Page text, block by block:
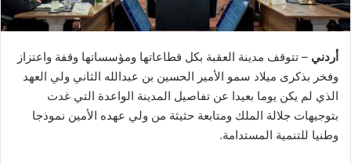
أردني – تتوقف مدينة العقبة بكل قطاعاتها ومؤسساتها وقفة واعتزاز
وفخر بذكرى ميلاد سمو الأمير الحسين بن عبدالله الثاني ولي العهد
الذي لم يكن يوما بعيدا عن تفاصيل المدينة الواعدة التي غدت
بتوجيهات جلالة الملك ومتابعة حثيثة من ولي عهده الأمين نموذجا
وطنيا للتنمية المستدامة.